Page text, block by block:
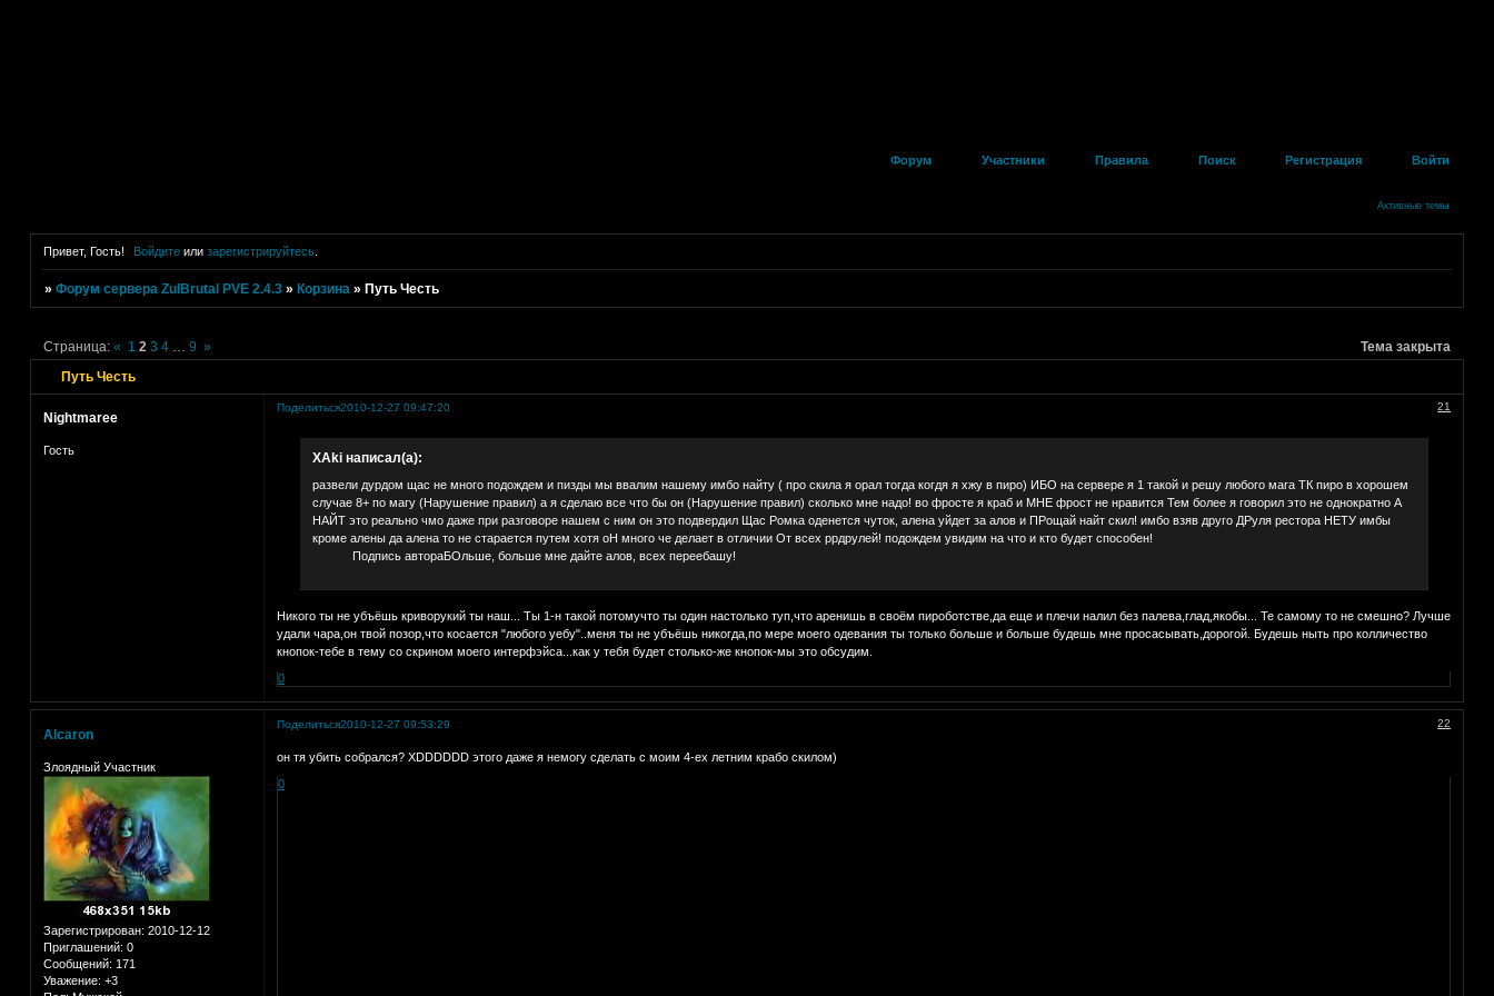
Форум Участники Правила Поиск Регистрация Войти
Активные темы
Привет, Гость! Войдите илизарегистрируйтесь
» Форум сервера ZulBrutal PVE 2.4.3 » Корзина » Путь Честь
Путь Честь
Страница: « 1 2 3 4 … 9 » Тема закрыта
Поделиться 21
2010-12-27 09:47:20
Nightmaree
Гость XAki написал(а):
развели дурдом щас не много подождем и пизды мы ввалим нашему имбо найту ( про скила я орал тогда когдя я хжу в пиро) ИБО на сервере я 1 такой и решу любого мага ТК пиро в хорошем
случае 8+ по магу (Нарушение правил) а я сделаю все что бы он (Нарушение правил) сколько мне надо! во фросте я краб и МНЕ фрост не нравится Тем более я говорил это не однократно А
НАЙТ это реально чмо даже при разговоре нашем с ним он это подвердил Щас Ромка оденется чуток, алена уйдет за алов и ПРощай найт скил! имбо взяв друго ДРуля рестора НЕТУ имбы
кроме алены да алена то не старается путем хотя оН много че делает в отличии От всех ррдрулей! подождем увидим на что и кто будет способен!
Подпись автораБОльше, больше мне дайте алов, всех переебашу!
Никого ты не убъёшь криворукий ты наш... Ты 1-н такой потомучто ты один настолько туп,что аренишь в своём пироботстве,да еще и плечи налил без палева,глад,якобы... Те самому то не смешно? Лучше
удали чара,он твой позор,что косается "любого уебу"..меня ты не убъёшь никогда,по мере моего одевания ты только больше и больше будешь мне просасывать,дорогой. Будешь ныть про колличество
кнопок-тебе в тему со скрином моего интерфэйса...как у тебя будет столько-же кнопок-мы это обсудим.
0
Поделиться 22
2010-12-27 09:53:29
Alcaron
Злоядный Участник
Зарегистрирован: 2010-12-12
Приглашений: 0
Сообщений: 171
Уважение: +3
он тя убить собрался? XDDDDDD этого даже я немогу сделать с моим 4-ех летним крабо скилом)
0